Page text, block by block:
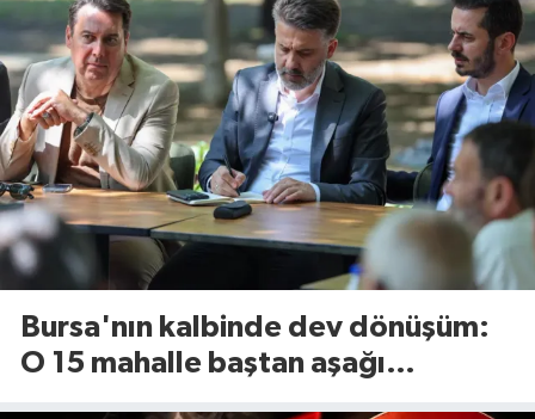
Bursa'nın kalbinde dev dönüşüm:
O 15 mahalle baştan aşağı